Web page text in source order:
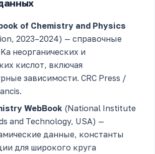
of Chemistry and Physics
2023–2024) — справочные
неорганических и
кислот, включая
зависимости. CRC Press /
WebBook (National Institute
and Technology, USA) —
данные, константы
для широкого круга